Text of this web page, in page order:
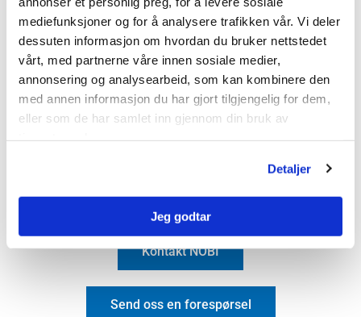
mediefunksjoner og for å analysere trafikken vår. Vi deler
dessuten informasjon om hvordan du bruker nettstedet
vårt, med partnerne våre innen sosiale medier,
annonsering og analysearbeid, som kan kombinere den
med annen informasjon du har gjort tilgjengelig for dem,
eller som de har samlet inn gjennom din bruk av
Detaljer
Jeg godtar
Heller
Industristein
Drensrenner
Treplantekummer
Fotskraperist i prefabrikkert kum
Kontakt NOBI
Send oss en forespørsel